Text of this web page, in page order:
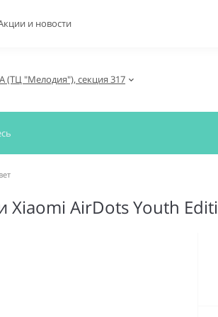
и новости
(ТЦ "Мелодия"), секция 317
Xiaomi AirDots Youth